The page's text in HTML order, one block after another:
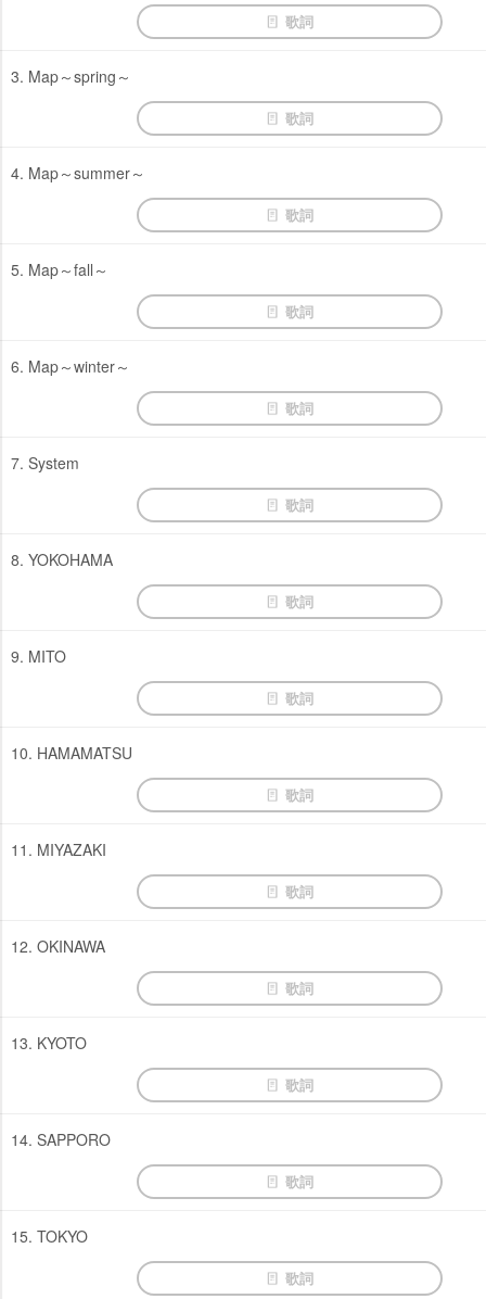
歌詞
3. Map～spring～
歌詞
4. Map～summer～
歌詞
5. Map～fall～
歌詞
6. Map～winter～
歌詞
7. System
歌詞
8. YOKOHAMA
歌詞
9. MITO
歌詞
10. HAMAMATSU
歌詞
11. MIYAZAKI
歌詞
12. OKINAWA
歌詞
13. KYOTO
歌詞
14. SAPPORO
歌詞
15. TOKYO
歌詞